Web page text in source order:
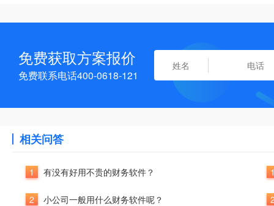
免费获取方案报价
免费联系电话400-0618-121
相关问答
1 有没有好用不贵的财务软件？
2 小公司一般用什么财务软件呢？